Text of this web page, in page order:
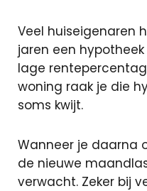
Veel huiseigenaren
jaren een
lage
woning raak je die
soms kwijt.
Wanneer je daarna
de nieuwe
verwacht. Zeker bij